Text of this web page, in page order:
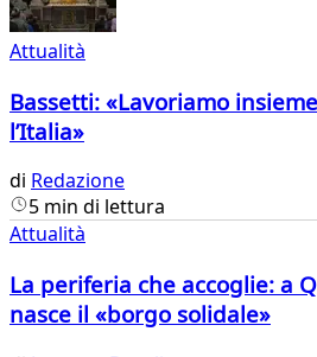
Attualità
Bassetti: «Lavoriamo
l’Italia»
di Redazione
5 min di lettura
Attualità
La periferia che accoglie: a
nasce il «borgo solidale»